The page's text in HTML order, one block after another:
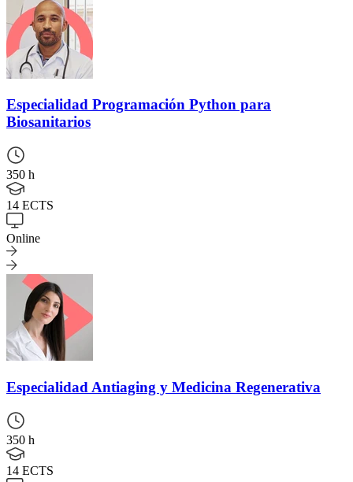
Especialidad Programación Python para
Biosanitarios
350 h
14 ECTS
Online
Especialidad Antiaging y Medicina Regenerativa
350 h
14 ECTS